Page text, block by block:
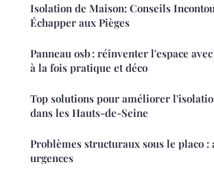
Isolation de Maison: Conseils
Échapper aux Pièges
Panneau osb : réinventer l'espace
à la fois pratique et déco
Top solutions pour améliorer
dans les Hauts-de-Seine
Problèmes structuraux sous le placo :
urgences